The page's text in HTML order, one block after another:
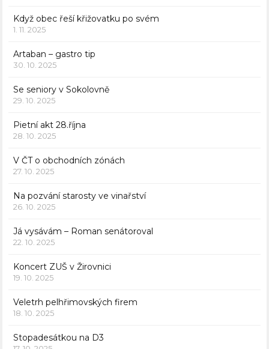
Když obec řeší křižovatku po svém
1. 11. 2025
Artaban – gastro tip
30. 10. 2025
Se seniory v Sokolovně
29. 10. 2025
Pietní akt 28.října
28. 10. 2025
V ČT o obchodních zónách
27. 10. 2025
Na pozvání starosty ve vinařství
26. 10. 2025
Já vysávám – Roman senátoroval
22. 10. 2025
Koncert ZUŠ v Žirovnici
19. 10. 2025
Veletrh pelhřimovských firem
18. 10. 2025
Stopadesátkou na D3